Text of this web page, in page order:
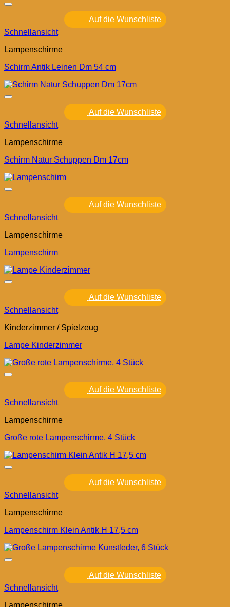
Auf die Wunschliste
Schnellansicht
Lampenschirme
Schirm Antik Leinen Dm 54 cm
Auf die Wunschliste
Schnellansicht
Lampenschirme
Schirm Natur Schuppen Dm 17cm
Auf die Wunschliste
Schnellansicht
Lampenschirme
Lampenschirm
Auf die Wunschliste
Schnellansicht
Kinderzimmer / Spielzeug
Lampe Kinderzimmer
Auf die Wunschliste
Schnellansicht
Lampenschirme
Große rote Lampenschirme, 4 Stück
Auf die Wunschliste
Schnellansicht
Lampenschirme
Lampenschirm Klein Antik H 17,5 cm
Auf die Wunschliste
Schnellansicht